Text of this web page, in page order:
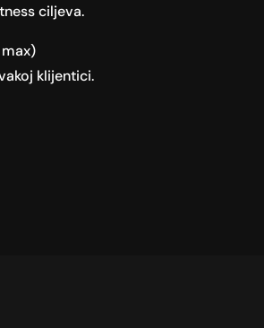
ciljeva.
klijentici.